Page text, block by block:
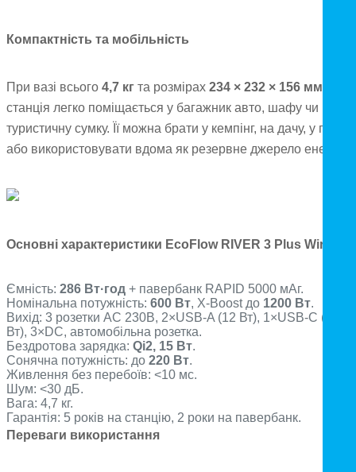
Компактність та мобільність
При вазі всього 4,7 кг та розмірах 234 × 232 × 156 мм
станція легко поміщається у багажник авто, шафу чи
туристичну сумку. Її можна брати у кемпінг, на дачу, у похід
або використовувати вдома як резервне джерело енергії.
Основні характеристики EcoFlow RIVER 3 Plus Wireless
Ємність: 286 Вт·год + павербанк RAPID 5000 мАг.
Номінальна потужність: 600 Вт, X-Boost до 1200 Вт.
Вихід: 3 розетки AC 230В, 2×USB-A (12 Вт), 1×USB-C (100
Вт), 3×DC, автомобільна розетка.
Бездротова зарядка: Qi2, 15 Вт.
Сонячна потужність: до 220 Вт.
Живлення без перебоїв: <10 мс.
Шум: <30 дБ.
Вага: 4,7 кг.
Гарантія: 5 років на станцію, 2 роки на павербанк.
Переваги використання